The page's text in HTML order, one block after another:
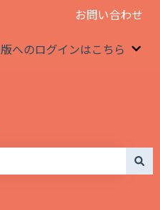
お問い合わせ
へのログインはこちら